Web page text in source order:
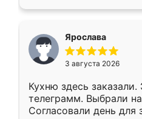
Ярослава
3 августа 2026
Кухню здесь
телеграмм. Выбрали
Согласовали день для